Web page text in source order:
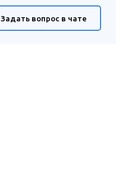
Задать вопрос в чате